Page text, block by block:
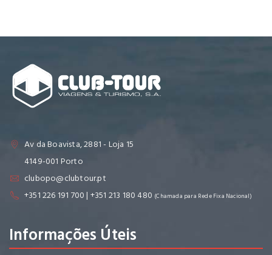
Av da Boavista, 2881 - Loja 15
4149-001 Porto
clubopo@clubtour.pt
+351 226 191 700 | +351 213 180 480 (Chamada para Rede Fixa Nacional)
Informações Úteis